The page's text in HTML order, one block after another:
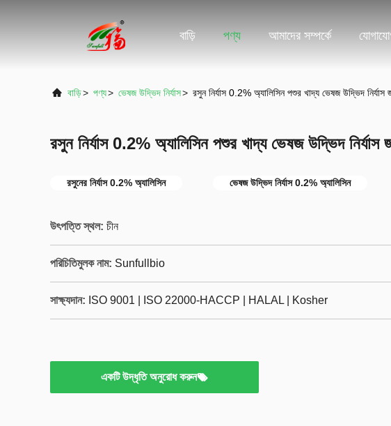
বাড়ি পণ্য আমাদের সম্পর্কে
বাড়ি> পণ্য> ভেষজ উদ্ভিদ নির্যাস> রসুন নির্যাস 0.2% অ্যালিসিন পশুর খাদ্য ভেষজ উদ্ভিদ নির্যাস
রসুন নির্যাস 0.2% অ্যালিসিন পশুর খাদ্য ভেষজ উদ্ভিদ নির্যাস
রসুনের নির্যাস 0.2% অ্যালিসিন ভেষজ উদ্ভিদ নির্যাস 0.2% অ্যালিসিন
উৎপত্তি স্থল: চীন
পরিচিতিমুলক নাম: Sunfullbio
সাক্ষ্যদান: ISO 9001 | ISO 22000-HACCP | HALAL | Kosher
একটি উদ্ধৃতি অনুরোধ করুন